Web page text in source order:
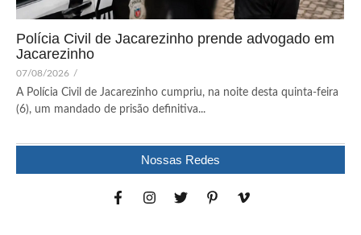
Polícia Civil de Jacarezinho prende advogado em
Jacarezinho
07/08/2026 /
A Polícia Civil de Jacarezinho cumpriu, na noite desta quinta-feira
(6), um mandado de prisão definitiva...
Nossas Redes